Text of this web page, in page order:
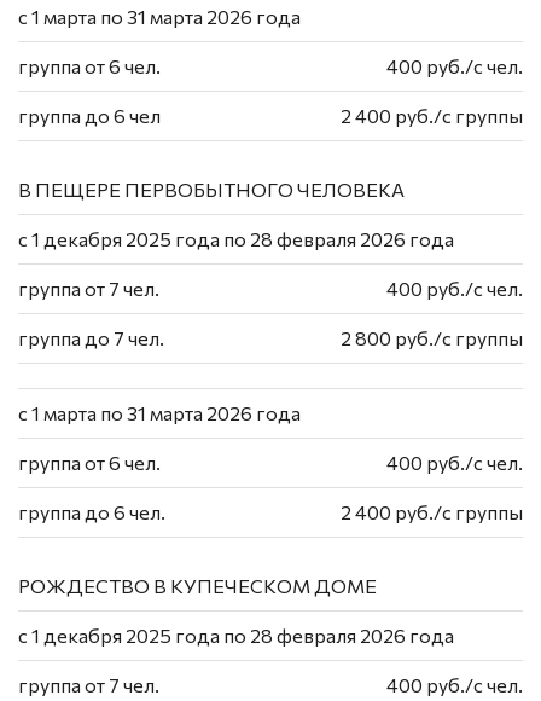
с 1 марта по 31 марта 2026 года
группа от 6 чел. 400 руб./c чел.
группа до 6 чел 2 400 руб./с группы
В ПЕЩЕРЕ ПЕРВОБЫТНОГО ЧЕЛОВЕКА
с 1 декабря 2025 года по 28 февраля 2026 года
группа от 7 чел. 400 руб./c чел.
группа до 7 чел. 2 800 руб./с группы
с 1 марта по 31 марта 2026 года
группа от 6 чел. 400 руб./с чел.
группа до 6 чел. 2 400 руб./с группы
РОЖДЕСТВО В КУПЕЧЕСКОМ ДОМЕ
с 1 декабря 2025 года по 28 февраля 2026 года
группа от 7 чел. 400 руб./с чел.